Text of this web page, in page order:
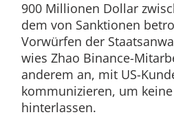
900 Millionen Dollar
dem von Sanktionen
Vorwürfen der
wies Zhao Binance-
anderem an, mit US-
kommunizieren, um
hinterlassen.